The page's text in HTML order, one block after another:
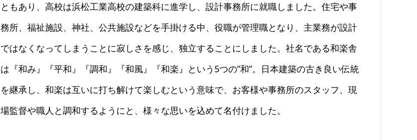
ともあり、高校は浜松工業高校の建築科に進学し、設計事務所に就職しました。住宅や事
務所、福祉施設、神社、公共施設などを手掛ける中、役職が管理職となり、主業務が設計
ではなくなってしまうことに寂しさを感じ、独立することにしました。社名である和楽舎
は『和み』『平和』『調和』『和風』『和楽』という5つの”和”。日本建築の古き良い伝統
を継承し、和楽は互いに打ち解けて楽しむという意味で、お客様や事務所のスタッフ、現
場監督や職人と調和するようにと、様々な思いを込めて名付けました。